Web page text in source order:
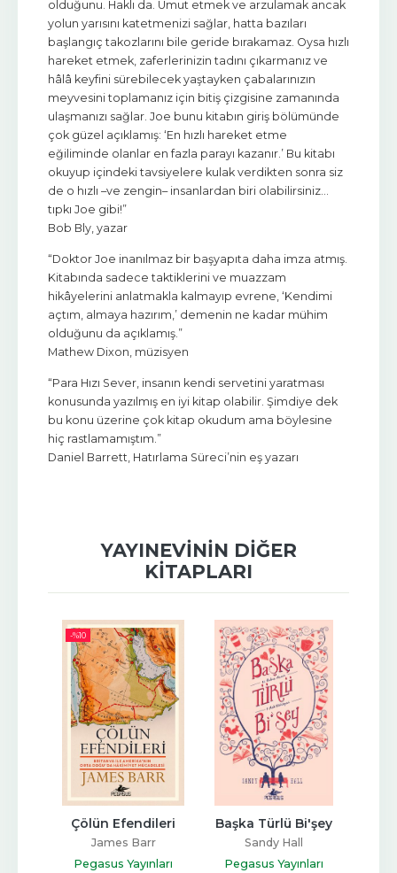
olduğunu. Haklı da. Umut etmek ve arzulamak ancak
yolun yarısını katetmenizi sağlar, hatta bazıları
başlangıç takozlarını bile geride bırakamaz. Oysa hızlı
hareket etmek, zaferlerinizin tadını çıkarmanız ve
hâlâ keyfini sürebilecek yaştayken çabalarınızın
meyvesini toplamanız için bitiş çizgisine zamanında
ulaşmanızı sağlar. Joe bunu kitabın giriş bölümünde
çok güzel açıklamış: ‘En hızlı hareket etme
eğiliminde olanlar en fazla parayı kazanır.’ Bu kitabı
okuyup içindeki tavsiyelere kulak verdikten sonra siz
de o hızlı –ve zengin– insanlardan biri olabilirsiniz…
tıpkı Joe gibi!”
Bob Bly, yazar
“Doktor Joe inanılmaz bir başyapıta daha imza atmış.
Kitabında sadece taktiklerini ve muazzam
hikâyelerini anlatmakla kalmayıp evrene, ‘Kendimi
açtım, almaya hazırım,’ demenin ne kadar mühim
olduğunu da açıklamış.”
Mathew Dixon, müzisyen
“Para Hızı Sever, insanın kendi servetini yaratması
konusunda yazılmış en iyi kitap olabilir. Şimdiye dek
bu konu üzerine çok kitap okudum ama böylesine
hiç rastlamamıştım.”
Daniel Barrett, Hatırlama Süreci’nin eş yazarı
YAYINEVININ DIĞER
KITAPLARI
-%10
Çölün Efendileri
James Barr
Pegasus Yayınları
Başka Türlü Bi'şey
Sandy Hall
Pegasus Yayınları